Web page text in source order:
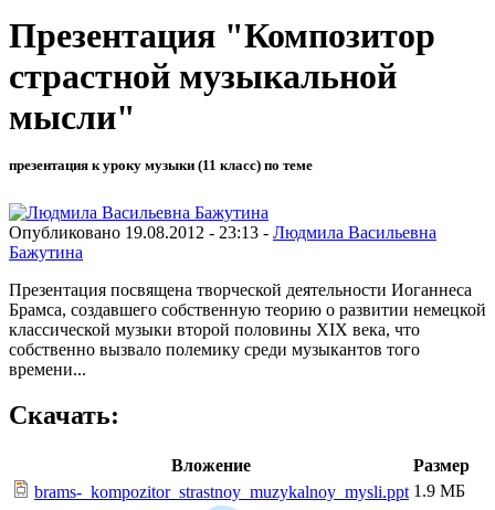
Презентация "Композитор
страстной музыкальной
мысли"
презентация к уроку музыки (11 класс) по теме
Опубликовано 19.08.2012 - 23:13 - Людмила Васильевна
Бажутина
Презентация посвящена творческой деятельности Иоганнеса
Брамса, создавшего собственную теорию о развитии немецкой
классической музыки второй половины XIX века, что
собственно вызвало полемику среди музыкантов того
времени...
Скачать:
Вложение
Размер
brams-_kompozitor_strastnoy_muzykalnoy_mysli.ppt 1.9 МБ